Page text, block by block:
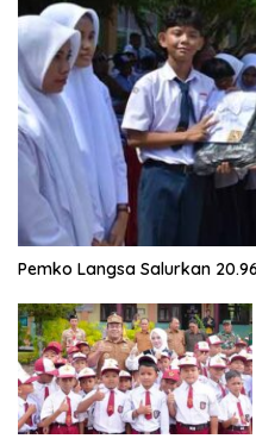
Pemko Langsa Salurkan